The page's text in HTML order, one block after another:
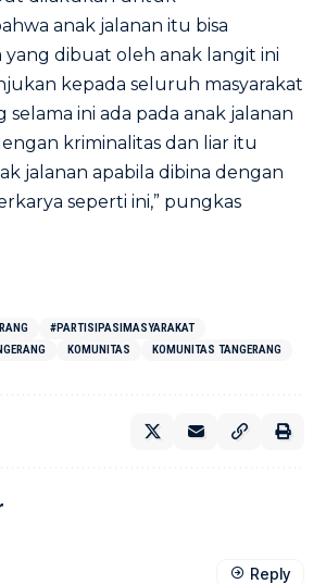
anak jalanan itu bisa
yang dibuat oleh anak langit ini
kepada seluruh masyarakat
selama ini ada pada anak jalanan
kriminalitas dan liar itu
jalanan apabila dibina dengan
seperti ini,” pungkas
#PARTISIPASIMASYARAKAT
KOMUNITAS KOMUNITAS TANGERANG
Reply